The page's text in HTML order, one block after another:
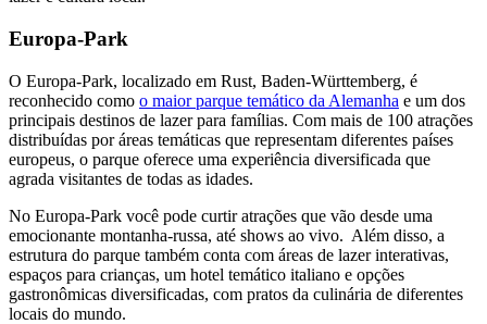
Europa-Park
​O Europa-Park, localizado em Rust, Baden-Württemberg, é
reconhecido como o maior parque temático da Alemanha e um dos
principais destinos de lazer para famílias. Com mais de 100 atrações
distribuídas por áreas temáticas que representam diferentes países
europeus, o parque oferece uma experiência diversificada que
agrada visitantes de todas as idades.
No Europa-Park você pode curtir atrações que vão desde uma
emocionante montanha-russa, até shows ao vivo. Além disso, a
estrutura do parque também conta com áreas de lazer interativas,
espaços para crianças, um hotel temático italiano e opções
gastronômicas diversificadas, com pratos da culinária de diferentes
locais do mundo.